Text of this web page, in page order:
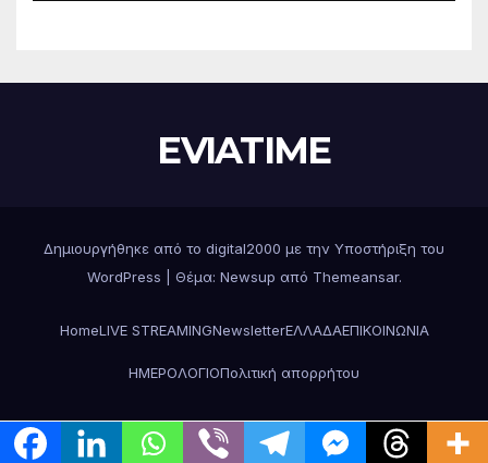
EVIATIME
Δημιουργήθηκε από το digital2000 με την Υποστήριξη του
WordPress
Θέμα: Newsup από Themeansar.
HomeLIVE STREAMINGNewsletterΕΛΛΑΔΑΕΠΙΚΟΙΝΩΝΙΑ
ΗΜΕΡΟΛΟΓΙΟΠολιτική απορρήτου